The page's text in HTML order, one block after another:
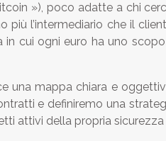
»), poco adatte a chi
l’intermediario che il
in cui ogni euro ha uno
una mappa chiara e
e definiremo una
attivi della propria sicurezza